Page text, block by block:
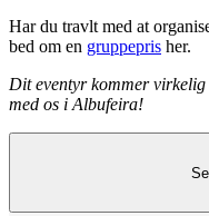
Har du travlt med at
bed om en gruppepris her.
Dit eventyr kommer
med os i Albufeira!